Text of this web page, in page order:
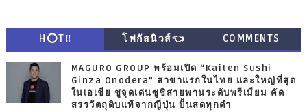
H⭕T‼ โฟกัสนิวส์👈 COMMENTS
MAGURO GROUP พร้อมเปิด “Kaiten Sushi
Ginza Onodera” สาขาแรกในไทย และใหญ่ที่สุด
ในเอเชีย ชูจุดเด่นซูชิสายพานระดับพรีเมียม คัด
สรรวัตถุดิบแท้จากญี่ปุ่น ปั้นสดทุกคำ